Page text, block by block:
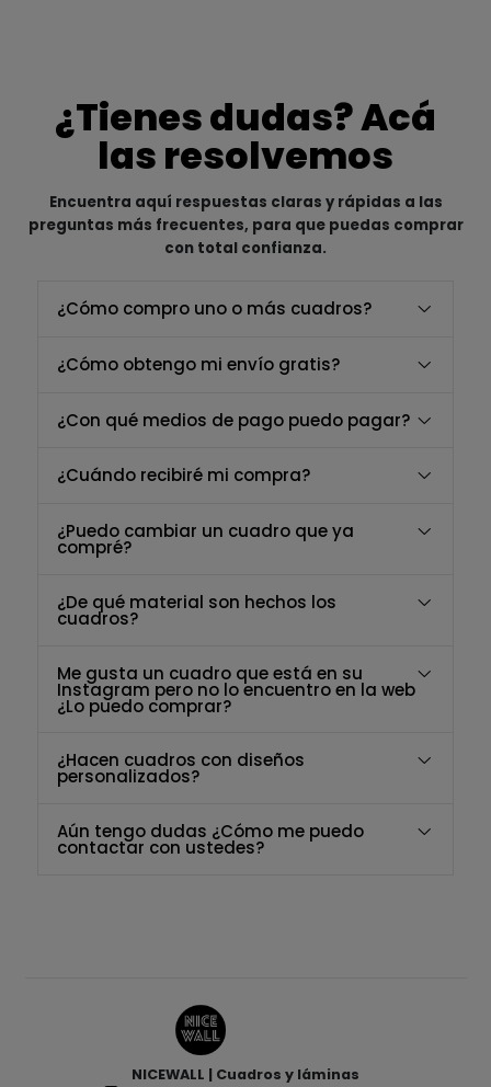
¿Tienes dudas? Acá
las resolvemos
Encuentra aquí respuestas claras y rápidas a las
preguntas más frecuentes, para que puedas comprar
con total confianza.
¿Cómo compro uno o más cuadros?
¿Cómo obtengo mi envío gratis?
¿Con qué medios de pago puedo pagar?
¿Cuándo recibiré mi compra?
¿Puedo cambiar un cuadro que ya
compré?
¿De qué material son hechos los
cuadros?
Me gusta un cuadro que está en su
Instagram pero no lo encuentro en la web
¿Lo puedo comprar?
¿Hacen cuadros con diseños
personalizados?
Aún tengo dudas ¿Cómo me puedo
contactar con ustedes?
NICEWALL | Cuadros y láminas